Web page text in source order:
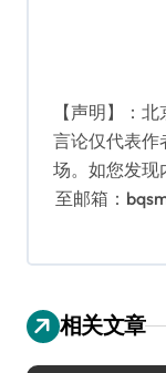
【声明】：
言论仅代表作
场。如您发现
至邮箱：
相关文章